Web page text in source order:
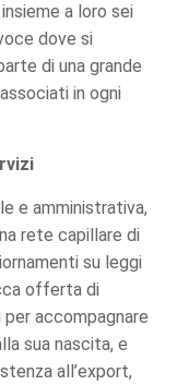
a loro sei
dove si
di una grande
in ogni
e amministrativa,
rete capillare di
su leggi
offerta di
accompagnare
sua nascita, e
all’export,